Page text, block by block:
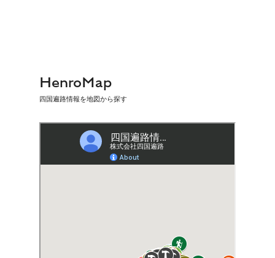
HenroMap
四国遍路情報を地図から探す